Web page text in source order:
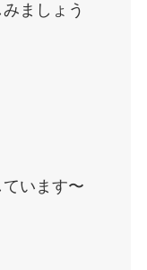
ましょう
います〜